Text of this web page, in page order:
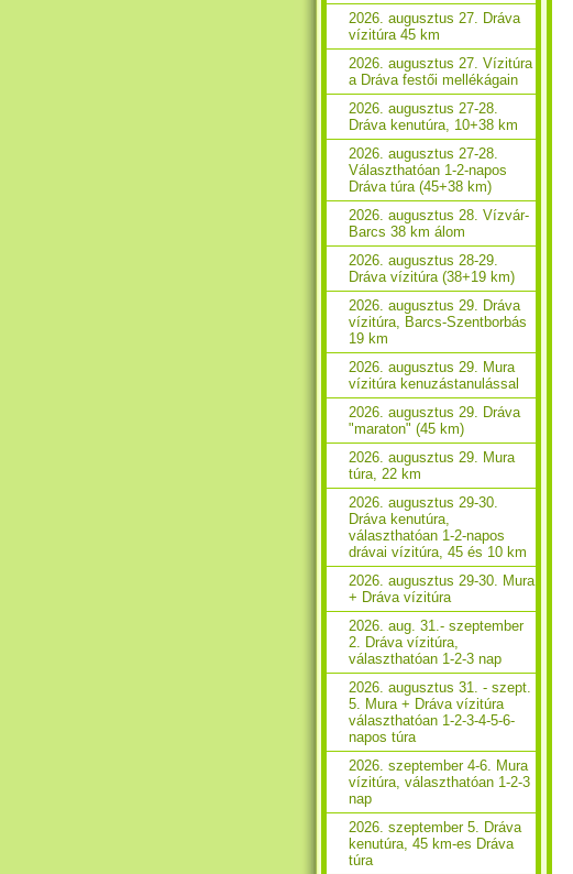
2026. augusztus 27. Dráva
vízitúra 45 km
2026. augusztus 27. Vízitúra
a Dráva festői mellékágain
2026. augusztus 27-28.
Dráva kenutúra, 10+38 km
2026. augusztus 27-28.
Választhatóan 1-2-napos
Dráva túra (45+38 km)
2026. augusztus 28. Vízvár-
Barcs 38 km álom
2026. augusztus 28-29.
Dráva vízitúra (38+19 km)
2026. augusztus 29. Dráva
vízitúra, Barcs-Szentborbás
19 km
2026. augusztus 29. Mura
vízitúra kenuzástanulással
2026. augusztus 29. Dráva
"maraton" (45 km)
2026. augusztus 29. Mura
túra, 22 km
2026. augusztus 29-30.
Dráva kenutúra,
választhatóan 1-2-napos
drávai vízitúra, 45 és 10 km
2026. augusztus 29-30. Mura
+ Dráva vízitúra
2026. aug. 31.- szeptember
2. Dráva vízitúra,
választhatóan 1-2-3 nap
2026. augusztus 31. - szept.
5. Mura + Dráva vízitúra
választhatóan 1-2-3-4-5-6-
napos túra
2026. szeptember 4-6. Mura
vízitúra, választhatóan 1-2-3
nap
2026. szeptember 5. Dráva
kenutúra, 45 km-es Dráva
túra